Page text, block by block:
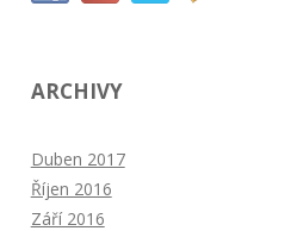
ARCHIVY
Duben 2017
Říjen 2016
Září 2016